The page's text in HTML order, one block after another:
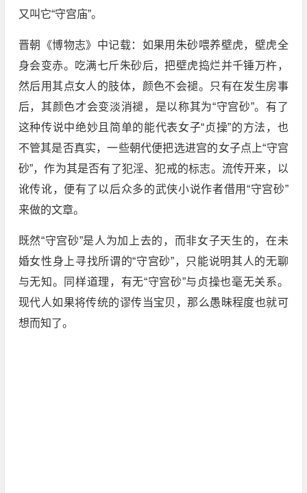
又叫它“守宫庙”。
晋朝《博物志》中记载：如果用朱砂喂养壁虎，壁虎全
身会变赤。吃满七斤朱砂后，把壁虎捣烂并千锤万杵，
然后用其点女人的肢体，颜色不会褪。只有在发生房事
后，其颜色才会变淡消褪，是以称其为“守宫砂”。有了
这种传说中绝妙且简单的能代表女子“贞操”的方法，也
不管其是否真实，一些朝代便把选进宫的女子点上“守宫
砂”，作为其是否有了犯淫、犯戒的标志。流传开来，以
讹传讹，便有了以后众多的武侠小说作者借用“守宫砂”
来做的文章。
既然“守宫砂”是人为加上去的，而非女子天生的，在未
婚女性身上寻找所谓的“守宫砂”，只能说明其人的无聊
与无知。同样道理，有无“守宫砂”与贞操也毫无关系。
现代人如果将传统的谬传当宝贝，那么愚昧程度也就可
想而知了。